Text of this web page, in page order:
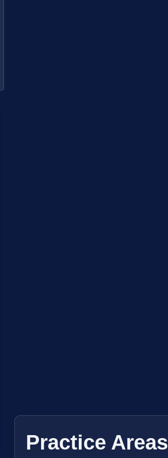
Practice Areas